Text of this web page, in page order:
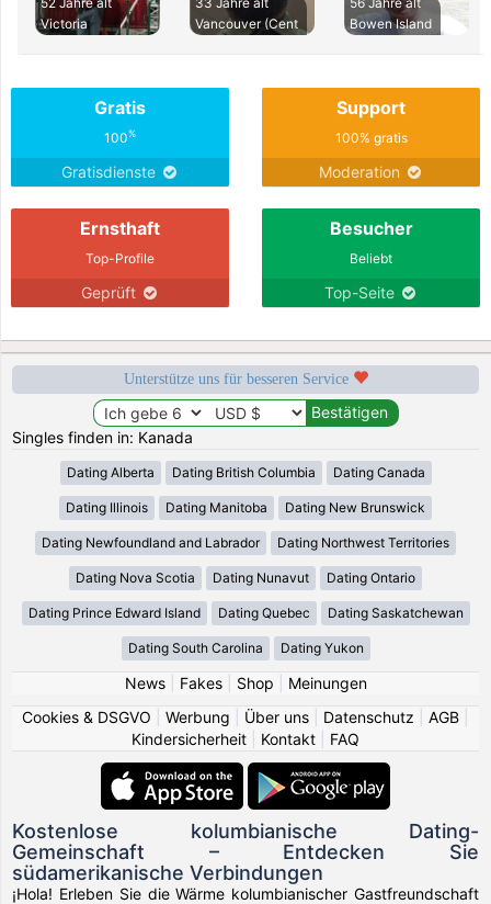
Victoria
Vancouver (Cent
Bowen Island
Gratis
100%
Gratisdienste
Support
100% gratis
Moderation
Ernsthaft
Top-Profile
Geprüft
Besucher
Beliebt
Top-Seite
Unterstütze uns für besseren Service
Singles finden in: Kanada
Dating Alberta Dating British Columbia Dating Canada
Dating Illinois Dating Manitoba Dating New Brunswick
Dating Newfoundland and Labrador Dating Northwest Territories
Dating Nova Scotia Dating Nunavut Dating Ontario
Dating Prince Edward Island Dating Quebec Dating Saskatchewan
Dating South Carolina Dating Yukon
News| Fakes| Shop
Meinungen
Cookies & DSGVO
Werbung Über uns Datenschutz AGB
Kindersicherheit
Kontakt FAQ
Kostenlose kolumbianische Dating-
Gemeinschaft – Entdecken Sie
südamerikanische Verbindungen
¡Hola! Erleben Sie die Wärme kolumbianischer Gastfreundschaft